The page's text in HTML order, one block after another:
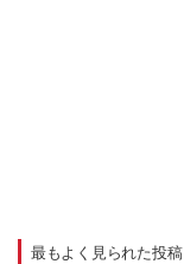
最もよく見られた投稿